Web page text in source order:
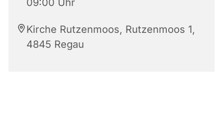
09:00 Uhr
Kirche Rutzenmoos, Rutzenmoos 1,
4845 Regau